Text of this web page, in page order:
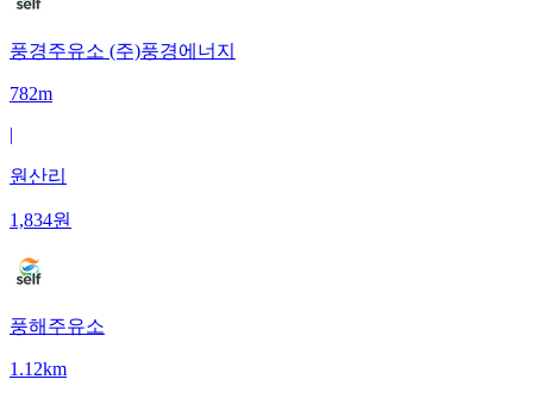
풍경주유소 (주)풍경에너지
782m
|
원산리
1,834원
풍해주유소
1.12km